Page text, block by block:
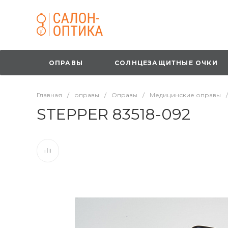
ОПРАВЫ СОЛНЦЕЗАЩИТНЫЕ ОЧКИ
Главная / оправы / Оправы / Медицинские оправы /
STEPPER 83518-092